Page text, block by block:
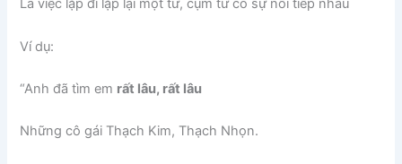
Là việc lặp đi lặp lại một từ, cụm từ có sự nối tiếp nhau
Ví dụ:
“Anh đã tìm em rất lâu, rất lâu
Những cô gái Thạch Kim, Thạch Nhọn.